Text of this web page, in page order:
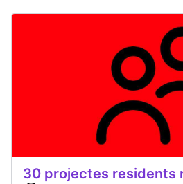
30 projectes residents